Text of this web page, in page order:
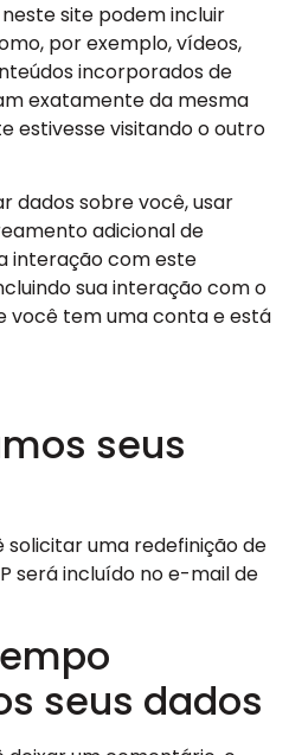
site podem incluir
por exemplo, vídeos,
incorporados de
exatamente da mesma
estivesse visitando o outro
dados sobre você, usar
adicional de
interação com este
sua interação com o
você tem uma conta e está
seus
solicitar uma redefinição de
será incluído no e-mail de
seus dados